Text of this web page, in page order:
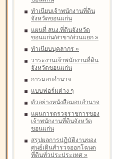
ทำเนียบเจ้าพนักงานที่ดิน
จังหวัดขอนแก่น
แผนที่ สนง.ที่ดินจังหวัด
ขอนแก่น/สาขา/ส่วนแยก »
ทำเนียบบุคลากร »
วาระงานเจ้าพนักงานที่ดิน
จังหวัดขอนแก่น
การมอบอำนาจ
แบบฟอร์มต่าง ๆ
ตัวอย่างหนังสือมอบอำนาจ
แผนการตรวจราชการของ
เจ้าพนักงานที่ดินจังหวัด
ขอนแก่น
สรุปผลการปฏิบัติงานของ
ศูนย์เดินสำรวจออกโฉนด
ที่ดินทั่วประประเทศ »